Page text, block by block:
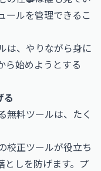
ールを管理できるこ
は、やりながら身に
ら始めようとする
る
無料ツールは、たく
校正ツールが役立ち
としを防げます。プ